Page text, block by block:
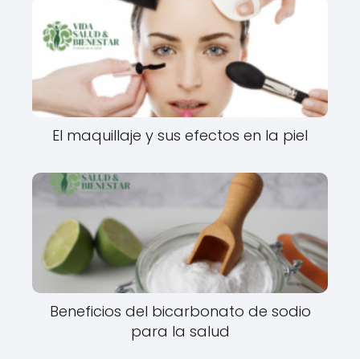
El maquillaje y sus efectos en la piel
Beneficios del bicarbonato de sodio
para la salud